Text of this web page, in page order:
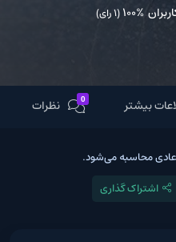
100%(1 رای)
بیشتر 0 نظرات
محاسبه می‌شود.
اشتراک گذاری